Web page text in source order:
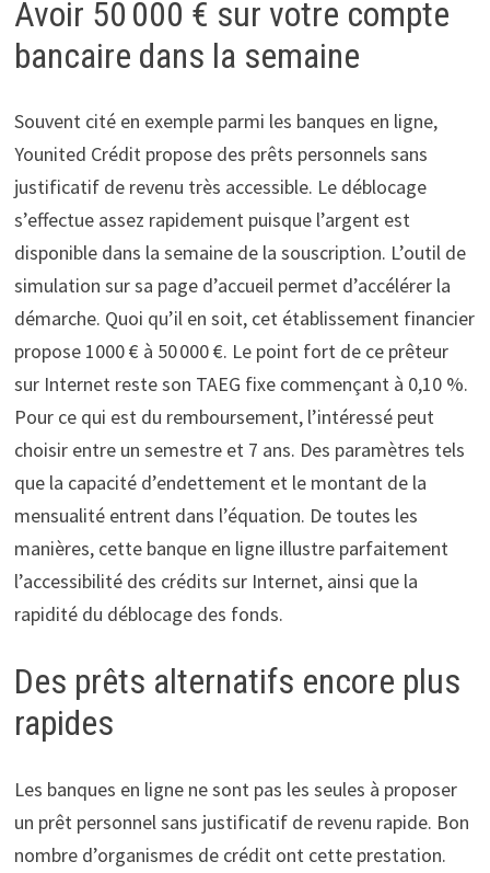
Avoir 50 000 € sur votre compte
bancaire dans la semaine
Souvent cité en exemple parmi les banques en ligne,
Younited Crédit propose des prêts personnels sans
justificatif de revenu très accessible. Le déblocage
s’effectue assez rapidement puisque l’argent est
disponible dans la semaine de la souscription. L’outil de
simulation sur sa page d’accueil permet d’accélérer la
démarche. Quoi qu’il en soit, cet établissement financier
propose 1000 € à 50 000 €. Le point fort de ce prêteur
sur Internet reste son TAEG fixe commençant à 0,10 %.
Pour ce qui est du remboursement, l’intéressé peut
choisir entre un semestre et 7 ans. Des paramètres tels
que la capacité d’endettement et le montant de la
mensualité entrent dans l’équation. De toutes les
manières, cette banque en ligne illustre parfaitement
l’accessibilité des crédits sur Internet, ainsi que la
rapidité du déblocage des fonds.
Des prêts alternatifs encore plus
rapides
Les banques en ligne ne sont pas les seules à proposer
un prêt personnel sans justificatif de revenu rapide. Bon
nombre d’organismes de crédit ont cette prestation.